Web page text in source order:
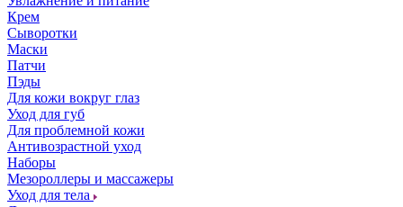
Крем
Сыворотки
Маски
Патчи
Пэды
Для кожи вокруг глаз
Уход для губ
Для проблемной кожи
Антивозрастной уход
Наборы
Мезороллеры и массажеры
Уход для тела